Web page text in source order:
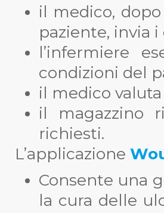
il medico,
paziente, invia
l’infermiere
condizioni del
il medico
il magazzino
richiesti.
L’applicazione
Consente una
la cura delle